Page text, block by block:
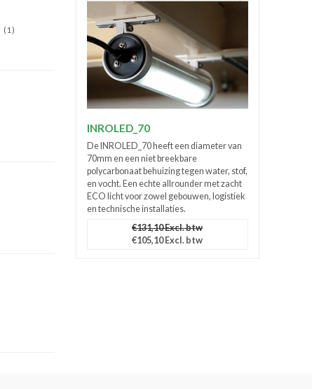
(1)
INROLED_70
De INROLED_70 heeft een diameter van
70mm en een niet breekbare
polycarbonaat behuizing tegen water, stof,
en vocht. Een echte allrounder met zacht
ECO licht voor zowel gebouwen, logistiek
en technische installaties.
€131,10 Excl. btw
€105,10 Excl. btw